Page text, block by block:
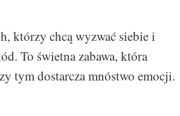
którzy chcą wyzwać siebie i
To świetna zabawa, która
tym dostarcza mnóstwo emocji.